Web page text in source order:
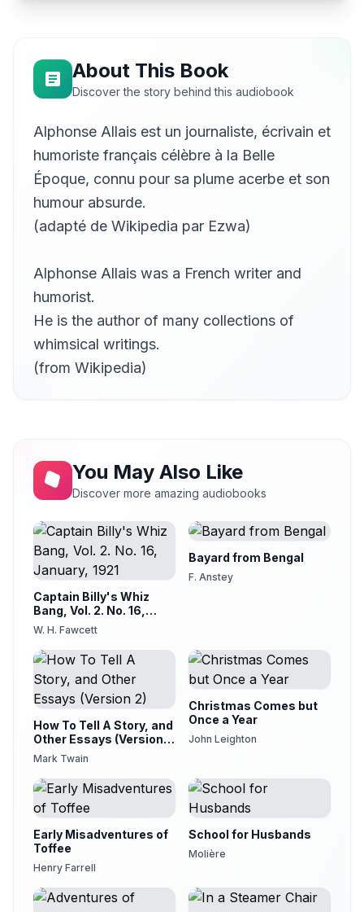
Michaël Cadilhac
10
Boisflambard
Bernard
11
Pas de suite dans les idées
12
Le comble du darwinisme
Enkerli
13
Pour en avoir le coeur net
Enkerli
14
Bernard
Le criminel précautionneux
Bernard
L'embrasseur
Bernard
Un drame bien parisien
Bernard
20
Mam'zelle miss
Bernard
21
Le bon peintre
Bernard
22
Les zèbres
Bernard
23
Simple malentendu
Bernard
24
La jeune fille et le vieux cochon
Bernard
25
Sancta simplicitas
26
Une bien bonne
Carole
27
Truc canaille
Bernard
28
Anesthésie
About This Book
Discover the story behind this audiobook
Alphonse Allais est un journaliste, écrivain et
humoriste français célèbre à la Belle
Époque, connu pour sa plume acerbe et son
humour absurde.
(adapté de Wikipedia par Ezwa)
Alphonse Allais was a French writer and
humorist.
He is the author of many collections of
whimsical writings.
(from Wikipedia)
You May Also Like
Discover more amazing audiobooks
Captain Billy's Whiz
Bang, Vol. 2. No. 16,
January, 1921
W. H. Fawcett
Bayard from Bengal
F. Anstey
How To Tell A Story, and
Other Essays (Version
2)
Mark Twain
Christmas Comes but
Once a Year
John Leighton
Early Misadventures of
Toffee
Henry Farrell
School for Husbands
Molière